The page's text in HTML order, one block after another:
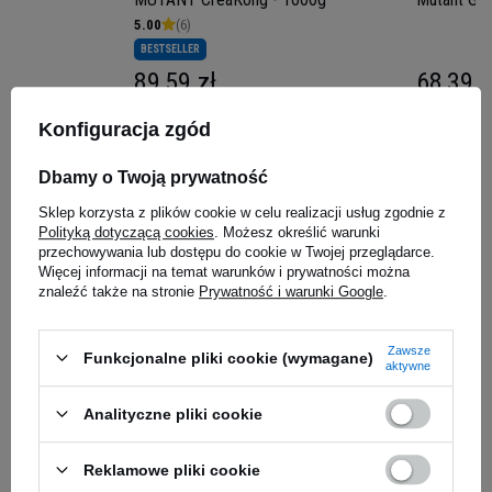
MUTANT Multi to zaawansowany kompleks
sportowców i osób aktywnych. W jednej tabletce
zamknięto potężną dawkę około 80 starannie
wyselekcjonowanych składników odżywczych,
które wspierają Twój organizm od wewnątrz.
Każda porcja dostarcza skoncentrowanych
enzymów i antyoksydantów, zapewniając
kompleksowe wsparcie dla Twojego zdrowia,
odporności i wydolności.
💪 Pełne Wsparcie dla
Organizmu Sportowca
5.00 (6)
BESTSELLER
89,59 zł 68,39
Zapytaj o produkt
E-mail
Jeżeli powyższy opis jest dla Ciebie niewystarczający, prześlij nam swoje
Konfiguracja zgód
Dbamy o Twoją prywatność
Sklep korzysta z plików cookie w celu realizacji usług zgodnie z
Polityką dotyczącą cookies . Możesz określić warunki
przechowywania lub dostępu do cookie w Twojej przeglądarce.
Więcej informacji na temat warunków i prywatności można
znaleźć także na stronie Prywatność i warunki Google
Funkcjonalne pliki cookie (wymagane)
Zawsze
aktywne
Analityczne pliki cookie
Reklamowe pliki cookie